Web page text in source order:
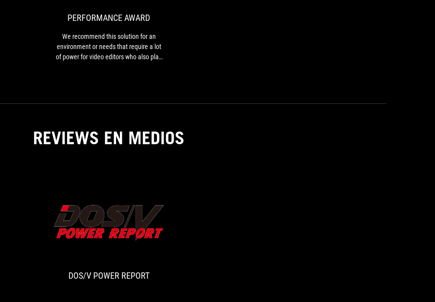
of
video
editors
PERFORMANCE AWARD
We recommend this solution for an
environment or needs that require a lot
of power for video editors who also play
REVIEWS EN MEDIOS
DOS/V POWER REPORT